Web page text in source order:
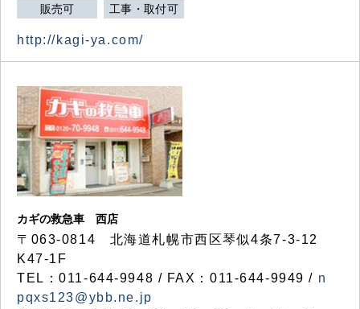
販売可 工事・取付可
http://kagi-ya.com/
カギの救急車 西店
〒063-0814 北海道札幌市西区琴似4条7-3-12
K47-1F
TEL：011-644-9948 / FAX：011-644-9949 / n
pqxs123@ybb.ne.jp